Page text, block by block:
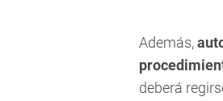
Además,
deberá